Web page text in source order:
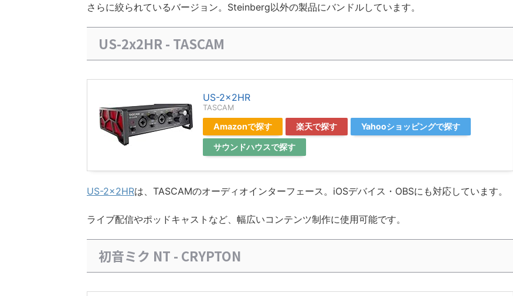
さらに絞られているバージョン。Steinberg以外の製品にバンドルしています。
US-2x2HR - TASCAM
US-2x2HR
TASCAM
Amazonで探す 楽天で探す Yahooショッピングで探す
サウンドハウスで探す
US-2x2HRは、TASCAMのオーディオインターフェース。iOSデバイス・OBSにも対応しています。
ライブ配信やポッドキャストなど、幅広いコンテンツ制作に使用可能です。
初音ミク NT - CRYPTON